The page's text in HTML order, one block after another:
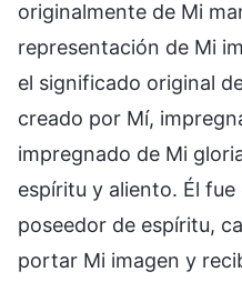
originalmente de Mi
representación de Mi
el significado original
creado por Mí,
impregnado de Mi
espíritu y aliento. Él
poseedor de espíritu,
portar Mi imagen y